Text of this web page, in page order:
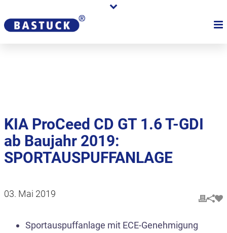
Händler
KIA ProCeed CD GT 1.6 T-GDI
ab Baujahr 2019:
SPORTAUSPUFFANLAGE
03. Mai 2019
Sportauspuffanlage mit ECE-Genehmigung